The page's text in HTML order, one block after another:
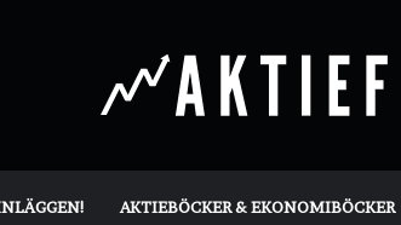
AKTIEBÖCKER & EKONOMIBÖCKER